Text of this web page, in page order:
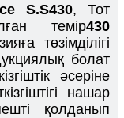
S.S430, Тот
темір430
төзімділігі
болат
әсеріне
нашар
қолданып